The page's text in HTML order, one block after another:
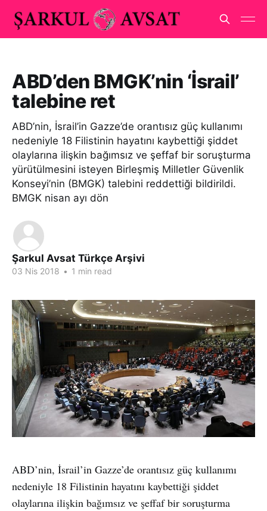
ABD’den BMGK’nin ‘İsrail’
talebine ret
ABD’nin, İsrail’in Gazze’de orantısız güç kullanımı
nedeniyle 18 Filistinin hayatını kaybettiği şiddet
olaylarına ilişkin bağımsız ve şeffaf bir soruşturma
yürütülmesini isteyen Birleşmiş Milletler Güvenlik
Konseyi’nin (BMGK) talebini reddettiği bildirildi.
BMGK nisan ayı dön
Şarkul Avsat Türkçe Arşivi
03 Nis 2018 • 1 min read
ABD’nin, İsrail’in Gazze’de orantısız güç kullanımı
nedeniyle 18 Filistinin hayatını kaybettiği şiddet
olaylarına ilişkin bağımsız ve şeffaf bir soruşturma